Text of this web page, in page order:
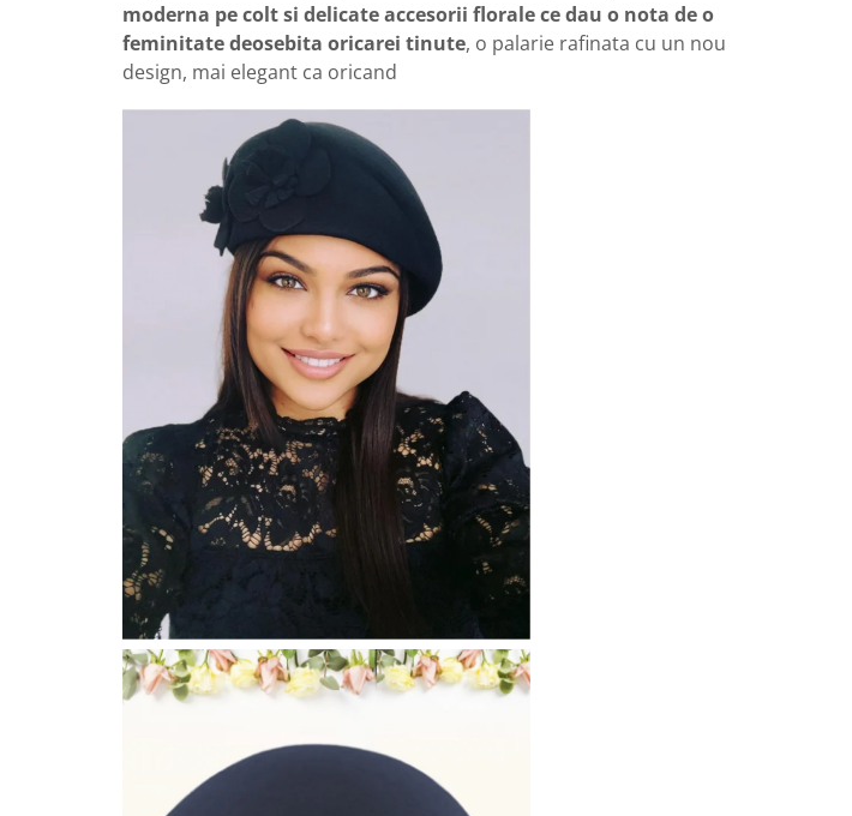
moderna pe colt si delicate accesorii florale ce dau o nota de o
feminitate deosebita oricarei tinute, o palarie rafinata cu un nou
design, mai elegant ca oricand